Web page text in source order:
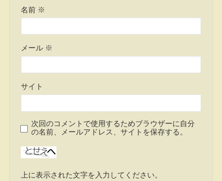
名前 ※
メール ※
サイト
次回のコメントで使用するためブラウザーに自分
の名前、メールアドレス、サイトを保存する。
上に表示された文字を入力してください。